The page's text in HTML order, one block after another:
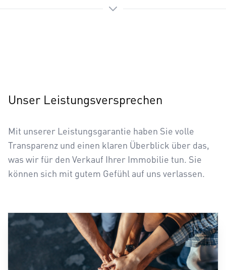
Unser Leistungs­versprechen
Mit unserer Leistungsgarantie haben Sie volle
Transparenz und einen klaren Überblick über das,
was wir für den Verkauf Ihrer Immobilie tun. Sie
können sich mit gutem Gefühl auf uns verlassen.